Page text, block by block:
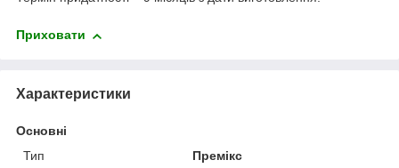
Приховати
Характеристики
Основні
Тип
Премікс